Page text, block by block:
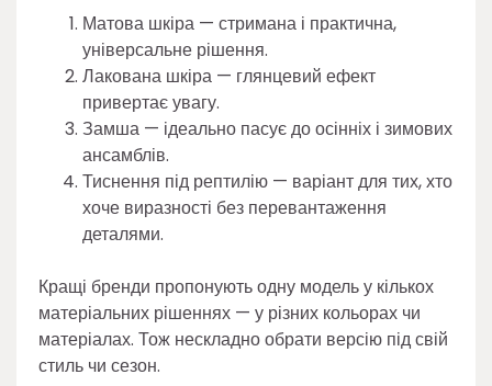
Матова шкіра — стримана і практична,
універсальне рішення.
Лакована шкіра — глянцевий ефект
привертає увагу.
Замша — ідеально пасує до осінніх і зимових
ансамблів.
Тиснення під рептилію — варіант для тих, хто
хоче виразності без перевантаження
деталями.
Кращі бренди пропонують одну модель у кількох
матеріальних рішеннях — у різних кольорах чи
матеріалах. Тож нескладно обрати версію під свій
стиль чи сезон.